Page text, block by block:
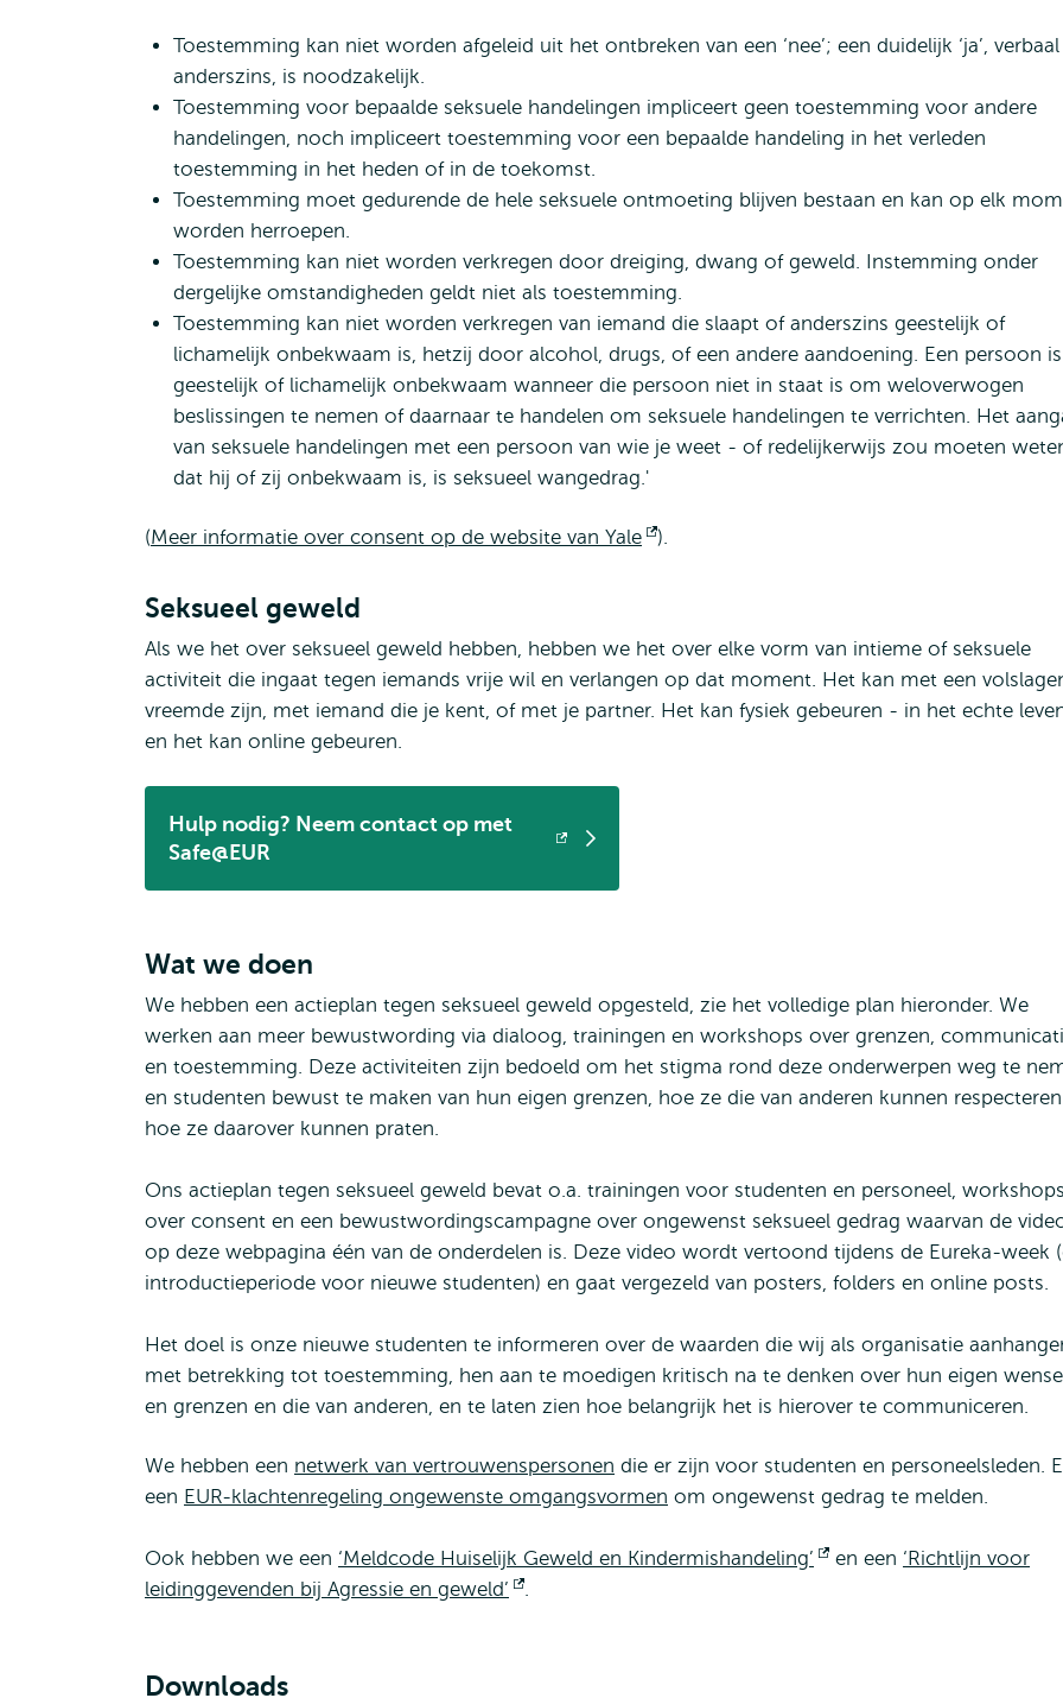
Toestemming kan niet worden afgeleid uit het ontbreken van een ‘nee’; een duidelijk ‘ja’,
anderszins, is noodzakelijk.
Toestemming voor bepaalde seksuele handelingen impliceert geen toestemming voor andere
handelingen, noch impliceert toestemming voor een bepaalde handeling in het verleden
toestemming in het heden of in de toekomst.
Toestemming moet gedurende de hele seksuele ontmoeting blijven bestaan en kan op elk
worden herroepen.
Toestemming kan niet worden verkregen door dreiging, dwang of geweld. Instemming onder
dergelijke omstandigheden geldt niet als toestemming.
Toestemming kan niet worden verkregen van iemand die slaapt of anderszins geestelijk of
lichamelijk onbekwaam is, hetzij door alcohol, drugs, of een andere aandoening. Een persoon is
geestelijk of lichamelijk onbekwaam wanneer die persoon niet in staat is om weloverwogen
beslissingen te nemen of daarnaar te handelen om seksuele handelingen te verrichten. Het
van seksuele handelingen met een persoon van wie je weet - of redelijkerwijs zou moeten
dat hij of zij onbekwaam is, is seksueel wangedrag.'
(Meer informatie over consent op de website van Yale
Opent
).
Seksueel geweld
Als we het over seksueel geweld hebben, hebben we het over elke vorm van intieme of seksuele
activiteit die ingaat tegen iemands vrije wil en verlangen op dat moment. Het kan met een
vreemde zijn, met iemand die je kent, of met je partner. Het kan fysiek gebeuren - in het echte
en het kan online gebeuren.
Hulp nodig? Neem contact op met
Safe@EUR
Opent
Wat we doen
We hebben een actieplan tegen seksueel geweld opgesteld, zie het volledige plan hieronder. We
werken aan meer bewustwording via dialoog, trainingen en workshops over grenzen,
en toestemming. Deze activiteiten zijn bedoeld om het stigma rond deze onderwerpen weg te
en studenten bewust te maken van hun eigen grenzen, hoe ze die van anderen kunnen
hoe ze daarover kunnen praten.
Ons actieplan tegen seksueel geweld bevat o.a. trainingen voor studenten en personeel,
over consent en een bewustwordingscampagne over ongewenst seksueel gedrag waarvan de
op deze webpagina één van de onderdelen is. Deze video wordt vertoond tijdens de Eureka-week
introductieperiode voor nieuwe studenten) en gaat vergezeld van posters, folders en online posts.
Het doel is onze nieuwe studenten te informeren over de waarden die wij als organisatie
met betrekking tot toestemming, hen aan te moedigen kritisch na te denken over hun eigen
en grenzen en die van anderen, en te laten zien hoe belangrijk het is hierover te communiceren.
We hebben een netwerk van vertrouwenspersonen die er zijn voor studenten en personeelsleden.
een EUR-klachtenregeling ongewenste omgangsvormen om ongewenst gedrag te melden.
Ook hebben we een ‘Meldcode Huiselijk Geweld en Kindermishandeling’
Opent
en een ‘Richtlijn voor
leidinggevenden bij Agressie en geweld’
Opent
.
Downloads